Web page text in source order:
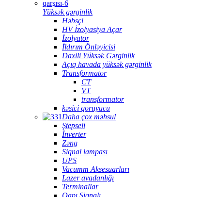
Yüksək gərginlik
Həbsçi
HV İzolyasiya Açar
İzolyator
İldırım Önləyicisi
Daxili Yüksək Gərginlik
Açıq havada yüksək gərginlik
Transformator
CT
VT
transformator
kəsici qoruyucu
Daha çox məhsul
Ştepseli
İnverter
Zəng
Siqnal lampası
UPS
Vacumm Aksesuarları
Lazer avadanlığı
Terminallar
Qapı Siqnalı